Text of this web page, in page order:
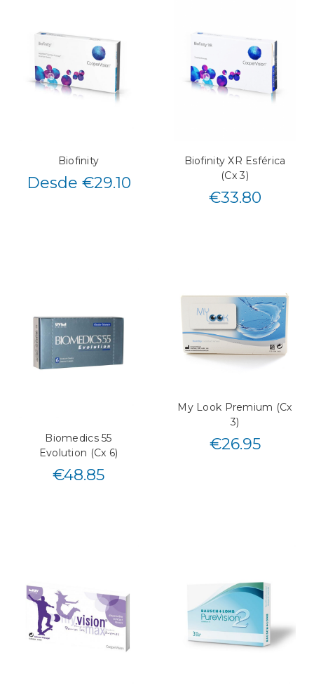
Biofinity
Desde €29.10
Biofinity XR Esférica
(Cx 3)
€33.80
Biomedics 55
Evolution (Cx 6)
€48.85
My Look Premium (Cx
3)
€26.95